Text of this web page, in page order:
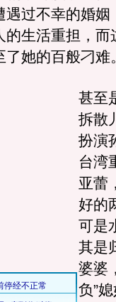
过不幸的婚姻
生活重担，而
了她的百般刁难
甚至
拆散
扮演
台湾
亚蕾
好的
可是
其是
婆婆
负”